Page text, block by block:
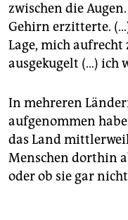
zwischen die
Gehirn erzitterte.
Lage, mich
ausgekugelt (…) ich
In mehreren
aufgenommen
das Land
Menschen dorthin
oder ob sie gar